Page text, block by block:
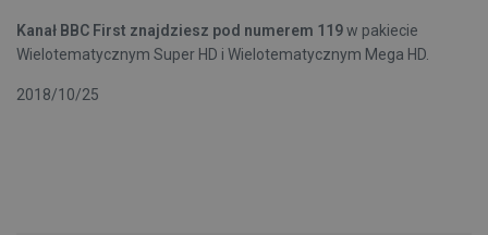
Kanał BBC First znajdziesz pod numerem 119w pakiecie
Wielotematycznym Super HD i Wielotematycznym Mega HD.
2018/10/25